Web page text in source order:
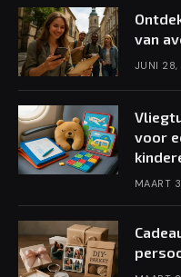
van
JUNI
voor
MAART